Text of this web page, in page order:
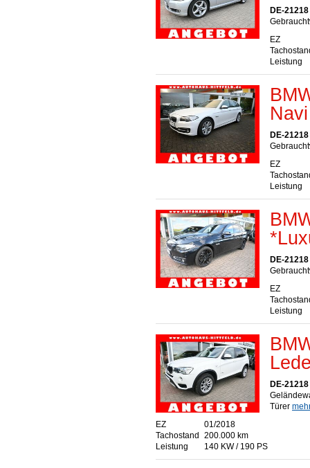
DE-
EZ
Leistung
DE-
EZ
Leistung
DE-
EZ
Leistung
DE-
Türer
EZ
01/2018
Tachostand
200.000 km
Leistung
140 KW / 190 PS